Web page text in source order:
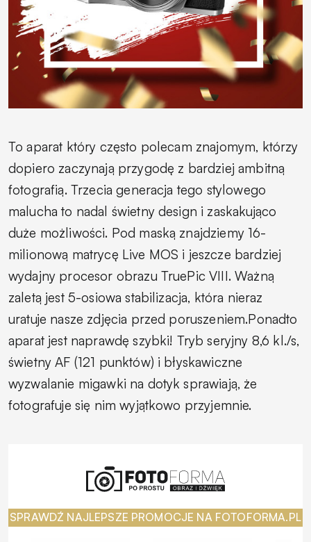
To aparat który często polecam znajomym, którzy
dopiero zaczynają przygodę z bardziej ambitną
fotografią. Trzecia generacja tego stylowego
malucha to nadal świetny design i zaskakująco
duże możliwości. Pod maską znajdziemy 16-
milionową matrycę Live MOS i jeszcze bardziej
wydajny procesor obrazu TruePic VIII. Ważną
zaletą jest 5-osiowa stabilizacja, która nieraz
uratuje nasze zdjęcia przed poruszeniem.Ponadto
aparat jest naprawdę szybki! Tryb seryjny 8,6 kl./s,
świetny AF (121 punktów) i błyskawiczne
wyzwalanie migawki na dotyk sprawiają, że
fotografuje się nim wyjątkowo przyjemnie.
SPRAWDŹ NAJLEPSZE PROMOCJE NA FOTOFORMA.PL